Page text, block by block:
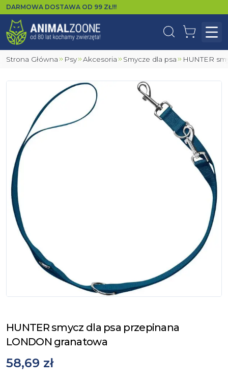
DARMOWA DOSTAWA OD 99 ZŁ!!!
WyszukajKoszyk
Strona Główna Psy Akcesoria Smycze dla psa HUNTER
HUNTER smycz dla psa przepinana
LONDON granatowa
58,69 zł